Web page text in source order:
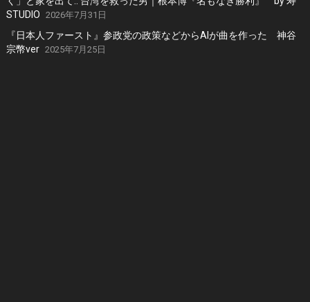
STUDIO 2026年7月31日
『日本人ファースト』参政党の政策などからAIが曲を作った 神谷
宗幣ver 2025年7月25日